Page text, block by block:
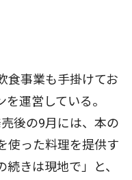
食事業も手掛けてお
運営している。
後の9月には、本の
使った料理を提供す
きは現地で」と、